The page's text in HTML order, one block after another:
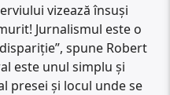
vizează însuși
Jurnalismul este o
spune Robert
este unul simplu și
presei și locul unde se